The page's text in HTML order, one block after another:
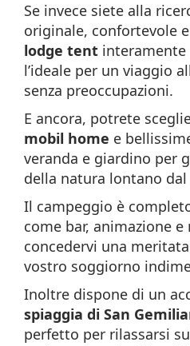
Se invece siete alla
originale, confortevole
lodge tent interamente
l’ideale per un viaggio
senza preoccupazioni.
E ancora, potrete
mobil home e
veranda e giardino per
della natura lontano dal
Il campeggio è
come bar, animazione
concedervi una
vostro soggiorno
Inoltre dispone di un
spiaggia di San
perfetto per rilassarsi